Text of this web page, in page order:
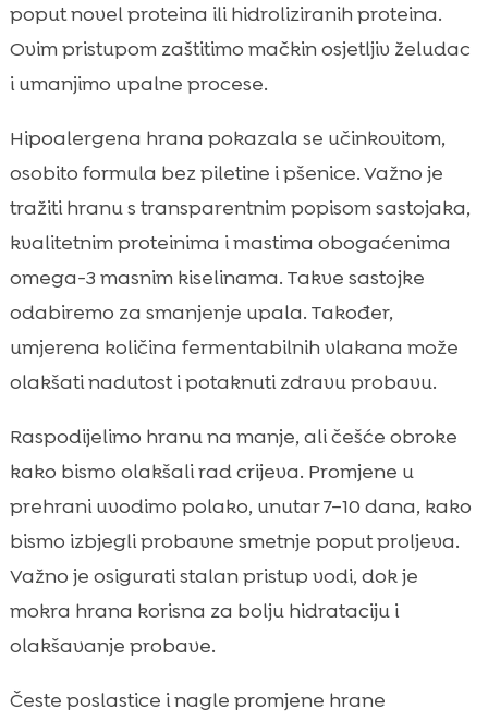
poput novel proteina ili hidroliziranih proteina.
Ovim pristupom zaštitimo mačkin osjetljiv želudac
i umanjimo upalne procese.
Hipoalergena hrana pokazala se učinkovitom,
osobito formula bez piletine i pšenice. Važno je
tražiti hranu s transparentnim popisom sastojaka,
kvalitetnim proteinima i mastima obogaćenima
omega-3 masnim kiselinama. Takve sastojke
odabiremo za smanjenje upala. Također,
umjerena količina fermentabilnih vlakana može
olakšati nadutost i potaknuti zdravu probavu.
Raspodijelimo hranu na manje, ali češće obroke
kako bismo olakšali rad crijeva. Promjene u
prehrani uvodimo polako, unutar 7–10 dana, kako
bismo izbjegli probavne smetnje poput proljeva.
Važno je osigurati stalan pristup vodi, dok je
mokra hrana korisna za bolju hidrataciju i
olakšavanje probave.
Česte poslastice i nagle promjene hrane